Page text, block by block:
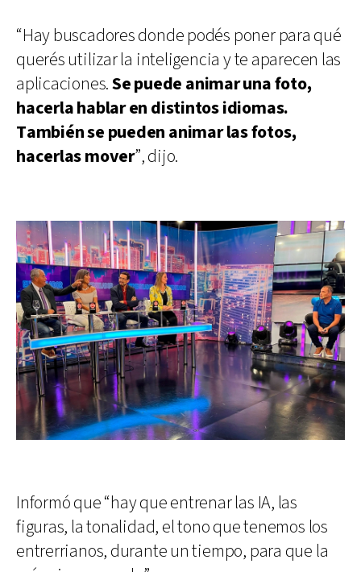
“Hay buscadores donde podés poner para qué
querés utilizar la inteligencia y te aparecen las
aplicaciones.Se puede animar una foto,
hacerla hablar en distintos idiomas.
También se pueden animar las fotos,
hacerlas mover”, dijo.
Informó que “hay que entrenar las IA, las
figuras, la tonalidad, el tono que tenemos los
entrerrianos, durante un tiempo, para que la